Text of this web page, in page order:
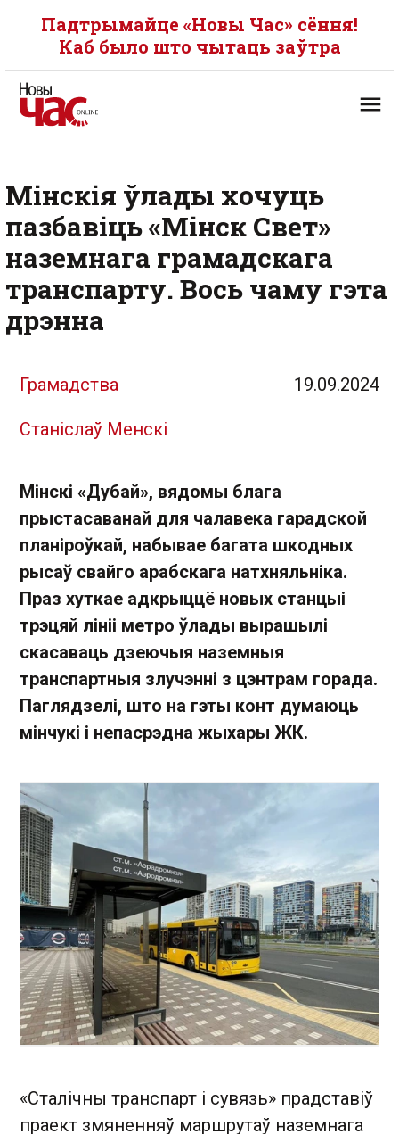
Падтрымайце «Новы Час» сёння!
Каб было што чытаць заўтра
Мінскія ўлады хочуць
пазбавіць «Мінск Свет»
наземнага грамадскага
транспарту. Вось чаму гэта
дрэнна
Грамадства 19.09.2024
Станіслаў Менскі
Мінскі «Дубай», вядомы блага
прыстасаванай для чалавека гарадской
планіроўкай, набывае багата шкодных
рысаў свайго арабскага натхняльніка.
Праз хуткае адкрыццё новых станцыі
трэцяй лініі метро ўлады вырашылі
скасаваць дзеючыя наземныя
транспартныя злучэнні з цэнтрам горада.
Паглядзелі, што на гэты конт думаюць
мінчукі і непасрэдна жыхары ЖК.
«Сталічны транспарт і сувязь» прадставіў
праект змяненняў маршрутаў наземнага